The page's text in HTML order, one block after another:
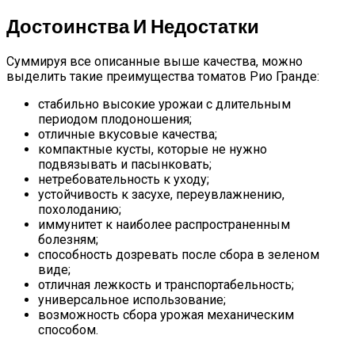
Достоинства И Недостатки
Суммируя все описанные выше качества, можно
выделить такие преимущества томатов Рио Гранде:
стабильно высокие урожаи с длительным
периодом плодоношения;
отличные вкусовые качества;
компактные кусты, которые не нужно
подвязывать и пасынковать;
нетребовательность к уходу;
устойчивость к засухе, переувлажнению,
похолоданию;
иммунитет к наиболее распространенным
болезням;
способность дозревать после сбора в зеленом
виде;
отличная лежкость и транспортабельность;
универсальное использование;
возможность сбора урожая механическим
способом.